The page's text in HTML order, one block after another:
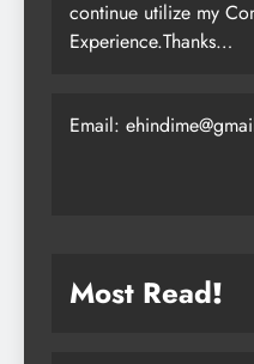
continue utilize my
Experience.Thanks…
Email:
Most Read!